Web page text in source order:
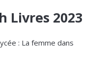
Livres 2023
: La femme dans